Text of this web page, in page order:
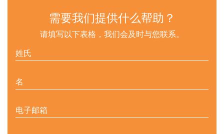
需要我们提供什么帮助？
请填写以下表格，我们会及时与您联系。